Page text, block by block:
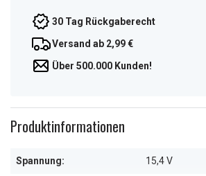
30 Tag Rückgaberecht
Versand ab 2,99 €
Über 500.000 Kunden!
Produktinformationen
Spannung: 15,4 V